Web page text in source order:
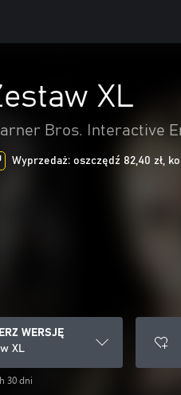
XL
Bros. Interactive
Wyprzedaż: oszczędź 82,40 zł,
30 dni
WERSJĘ
XL